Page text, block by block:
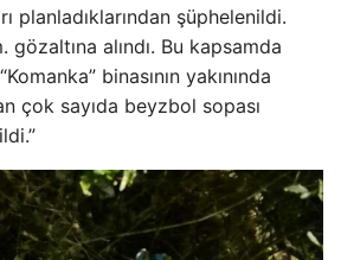
planladıklarından şüphelenildi.
alındı. Bu kapsamda
binasının yakınında
çok sayıda beyzbol sopası